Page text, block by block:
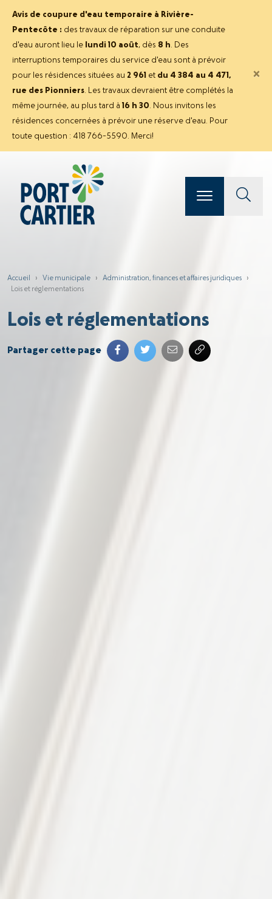
Avis de coupure d'eau temporaire à Rivière-
Pentecôte : des travaux de réparation sur une conduite
d'eau auront lieu le
lundi 10 août, dès 8 h. Des
interruptions temporaires du service d'eau sont à prévoir
pour les résidences situées au 2 961 et du 4 384 au 4 471,
rue des Pionniers. Les travaux devraient être complétés la
même journée, au plus tard à 16 h 30. Nous invitons les
résidences concernées à prévoir une réserve d'eau. Pour
toute question : 418 766-5590. Merci!
×
Accueil › Vie municipale › Administration, finances et affaires juridiques
›
Lois et réglementations
Lois et réglementations
Partager cette page